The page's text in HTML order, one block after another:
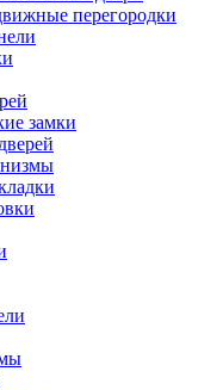
перегородки
замки